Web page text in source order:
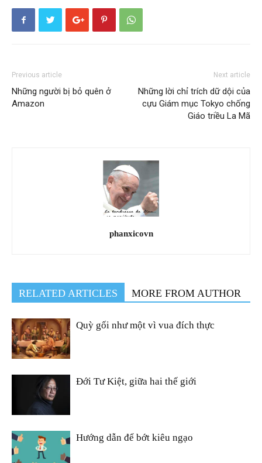
Previous article
Những người bị bỏ quên ở
Amazon
Next article
Những lời chỉ trích dữ dội của
cựu Giám mục Tokyo chống
Giáo triều La Mã
phanxicovn
RELATED ARTICLES MORE FROM AUTHOR
Quỳ gối như một vì vua đích thực
Đới Tư Kiệt, giữa hai thế giới
Hướng dẫn để bớt kiêu ngạo